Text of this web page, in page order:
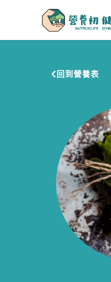
回到營養表